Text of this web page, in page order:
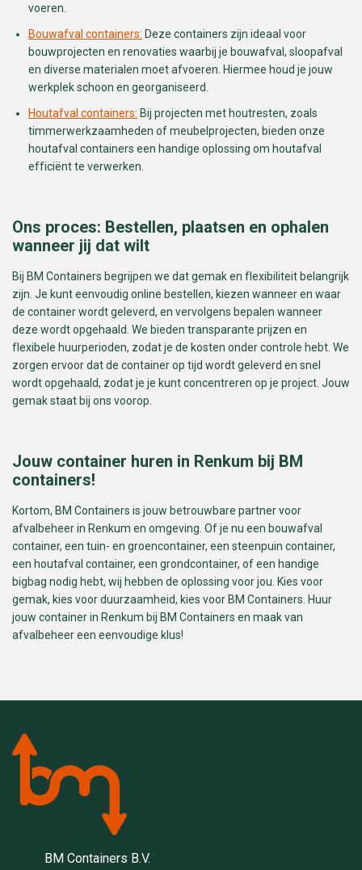
voeren.
Bouwafval containers: Deze containers zijn ideaal voor
bouwprojecten en renovaties waarbij je bouwafval, sloopafval
en diverse materialen moet afvoeren. Hiermee houd je jouw
werkplek schoon en georganiseerd.
Houtafval containers: Bij projecten met houtresten, zoals
timmerwerkzaamheden of meubelprojecten, bieden onze
houtafval containers een handige oplossing om houtafval
efficiënt te verwerken.
Ons proces: Bestellen, plaatsen en ophalen
wanneer jij dat wilt
Bij BM Containers begrijpen we dat gemak en flexibiliteit belangrijk
zijn. Je kunt eenvoudig online bestellen, kiezen wanneer en waar
de container wordt geleverd, en vervolgens bepalen wanneer
deze wordt opgehaald. We bieden transparante prijzen en
flexibele huurperioden, zodat je de kosten onder controle hebt. We
zorgen ervoor dat de container op tijd wordt geleverd en snel
wordt opgehaald, zodat je je kunt concentreren op je project. Jouw
gemak staat bij ons voorop.
Jouw container huren in Renkum bij BM
containers!
Kortom, BM Containers is jouw betrouwbare partner voor
afvalbeheer in Renkum en omgeving. Of je nu een bouwafval
container, een tuin- en groencontainer, een steenpuin container,
een houtafval container, een grondcontainer, of een handige
bigbag nodig hebt, wij hebben de oplossing voor jou. Kies voor
gemak, kies voor duurzaamheid, kies voor BM Containers. Huur
jouw container in Renkum bij BM Containers en maak van
afvalbeheer een eenvoudige klus!
BM Containers B.V.